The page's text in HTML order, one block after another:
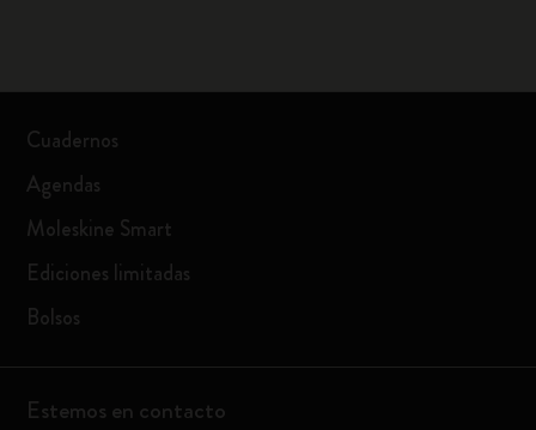
Cuadernos
Agendas
Moleskine Smart
Ediciones limitadas
Bolsos
Estemos en contacto